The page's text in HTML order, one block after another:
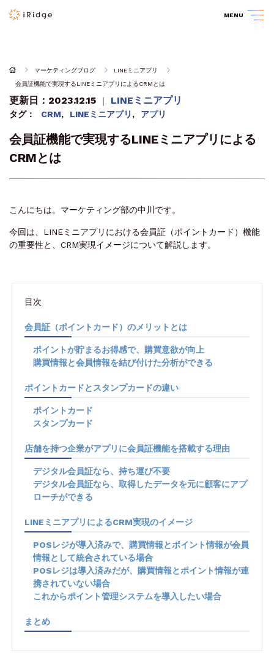
MENU
マーケティングブログ
LINEミニアプリ
会員証機能で実現するLINEミニアプリによるCRMとは
更新日：2023.12.15 ｜ LINEミニアプリ
タグ： CRM, LINEミニアプリ , アプリ
会員証機能で実現するLINEミニアプリによる
CRMとは
こんにちは。マーケティング部の中川です。
今回は、LINEミニアプリにおける会員証（ポイントカード）機能
の重要性と、CRM実現イメージについて解説します。
目次
会員証（ポイントカード）のメリットとは
ポイントが貯まるお得感で、購買意欲が向上
購買情報と会員情報を結び付けた分析ができる
ポイントカードとスタンプカードの違い
ポイントカード
スタンプカード
店舗を持つ企業がアプリに会員証機能を搭載する理由
デジタル会員証なら、持ち運び不要
デジタル会員証なら、取得したデータを元に顧客にアプ
ローチができる
LINEミニアプリによるCRM実現のイメージ
POSレジが導入済みで、購買情報とポイント情報が会員
情報として統合されている場合
POSレジは導入済みだが、購買情報とポイント情報が連
携されていない場合
これからポイント管理システムを導入したい場合
まとめ